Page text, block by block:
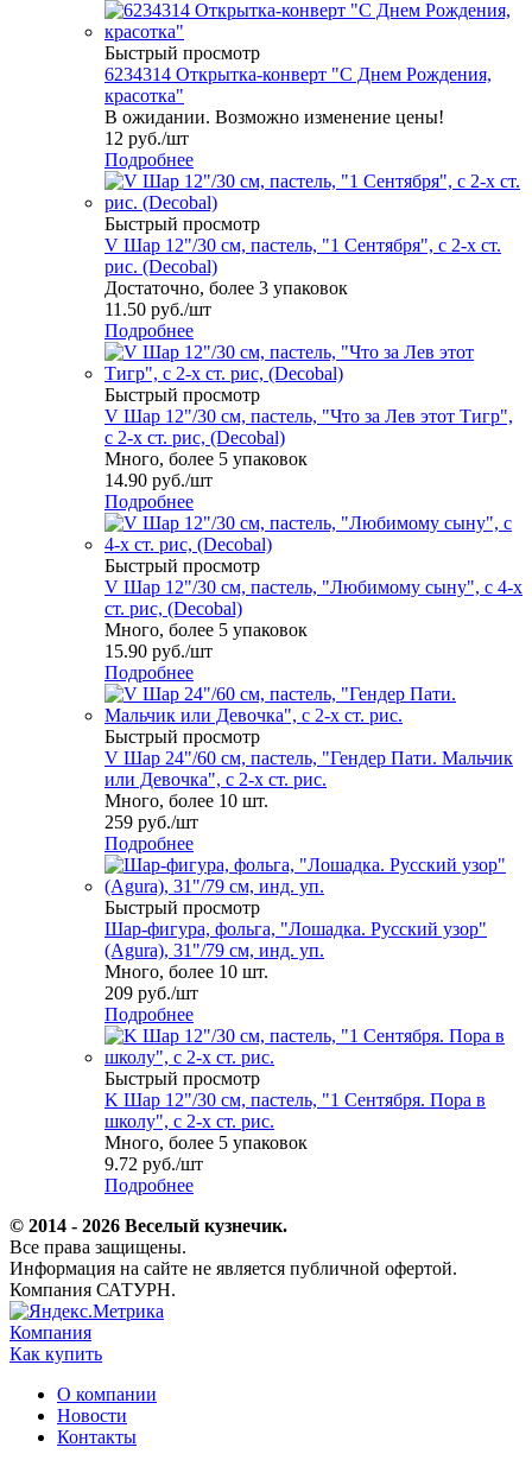
Быстрый просмотр
6234314 Открытка-конверт "С Днем Рождения,
красотка"
В ожидании. Возможно изменение цены!
12 руб./шт
Подробнее
Быстрый просмотр
V Шар 12"/30 см, пастель, "1 Сентября", с 2-х ст.
рис. (Decobal)
Достаточно, более 3 упаковок
11.50 руб./шт
Подробнее
Быстрый просмотр
V Шар 12"/30 см, пастель, "Что за Лев этот Тигр",
с 2-х ст. рис, (Decobal)
Много, более 5 упаковок
14.90 руб./шт
Подробнее
Быстрый просмотр
V Шар 12"/30 см, пастель, "Любимому сыну", с 4-х
ст. рис, (Decobal)
Много, более 5 упаковок
15.90 руб./шт
Подробнее
Быстрый просмотр
V Шар 24"/60 см, пастель, "Гендер Пати. Мальчик
или Девочка", с 2-х ст. рис.
Много, более 10 шт.
259 руб./шт
Подробнее
Быстрый просмотр
Шар-фигура, фольга, "Лошадка. Русский узор"
(Agura), 31"/79 см, инд. уп.
Много, более 10 шт.
209 руб./шт
Подробнее
Быстрый просмотр
K Шар 12"/30 см, пастель, "1 Сентября. Пора в
школу", с 2-х ст. рис.
Много, более 5 упаковок
9.72 руб./шт
Подробнее
© 2014 - 2026 Веселый кузнечик.
Все права защищены.
Информация на сайте не является публичной офертой.
Компания САТУРН.
Компания
Как купить
О компании
Новости
Контакты